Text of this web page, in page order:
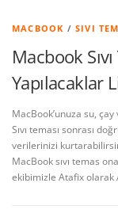
MACBOOK /SIVI
Macbook
Yapılacaklar
MacBook’unuza su,
Sıvı teması sonrası
verilerinizi
MacBook sıvı temas
ekibimizle Atafix olarak